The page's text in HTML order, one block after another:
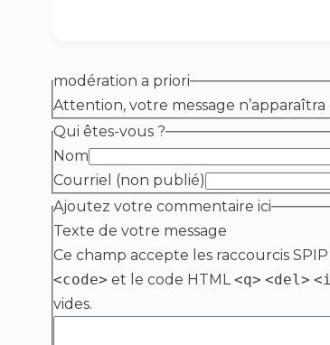
modération a priori
Attention, votre message
Qui êtes-vous ?
Nom
Courriel (non publié)
Ajoutez votre commentaire ici
Texte de votre message
Ce champ accepte les raccourcis SPIP
<code> et le code HTML<q> <del>
vides.